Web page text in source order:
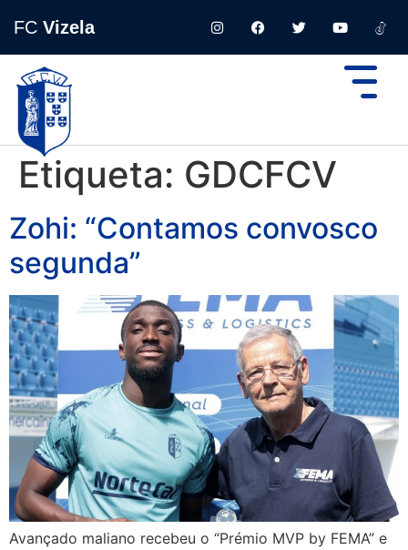
FC Vizela
Etiqueta: GDCFCV
Zohi: “Contamos convosco
segunda”
Avançado maliano recebeu o “Prémio MVP by FEMA” e